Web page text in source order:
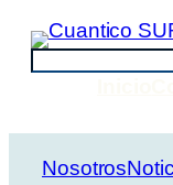
Saltar
contenido
Nosotros